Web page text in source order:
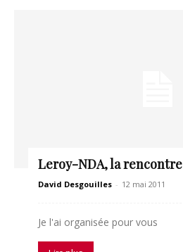
Leroy-NDA, la rencontre
David Desgouilles - 12 mai 2011
Je l'ai organisée pour vous